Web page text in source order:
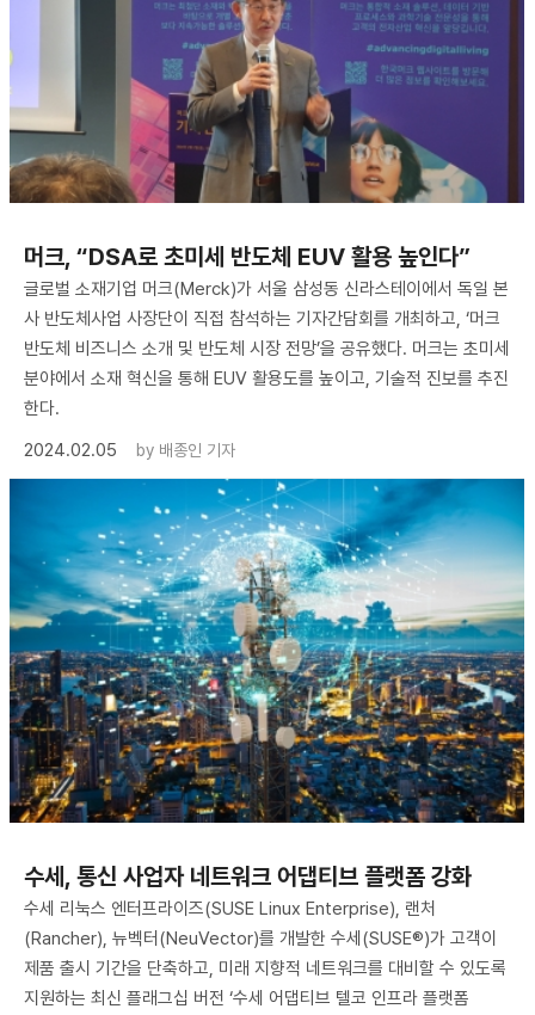
머크, “DSA로 초미세 반도체 EUV 활용 높인다”
글로벌 소재기업 머크(Merck)가 서울 삼성동 신라스테이에서 독일 본
사 반도체사업 사장단이 직접 참석하는 기자간담회를 개최하고, ‘머크
반도체 비즈니스 소개 및 반도체 시장 전망’을 공유했다. 머크는 초미세
분야에서 소재 혁신을 통해 EUV 활용도를 높이고, 기술적 진보를 추진
한다.
2024.02.05
by 배종인 기자
수세, 통신 사업자 네트워크 어댑티브 플랫폼 강화
수세 리눅스 엔터프라이즈(SUSE Linux Enterprise), 랜처
(Rancher), 뉴벡터(NeuVector)를 개발한 수세(SUSE®)가 고객이
제품 출시 기간을 단축하고, 미래 지향적 네트워크를 대비할 수 있도록
지원하는 최신 플래그십 버전 ‘수세 어댑티브 텔코 인프라 플랫폼